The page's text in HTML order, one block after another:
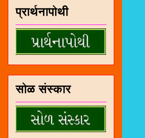
प्रार्थनापोथी
सोळ संस्कार